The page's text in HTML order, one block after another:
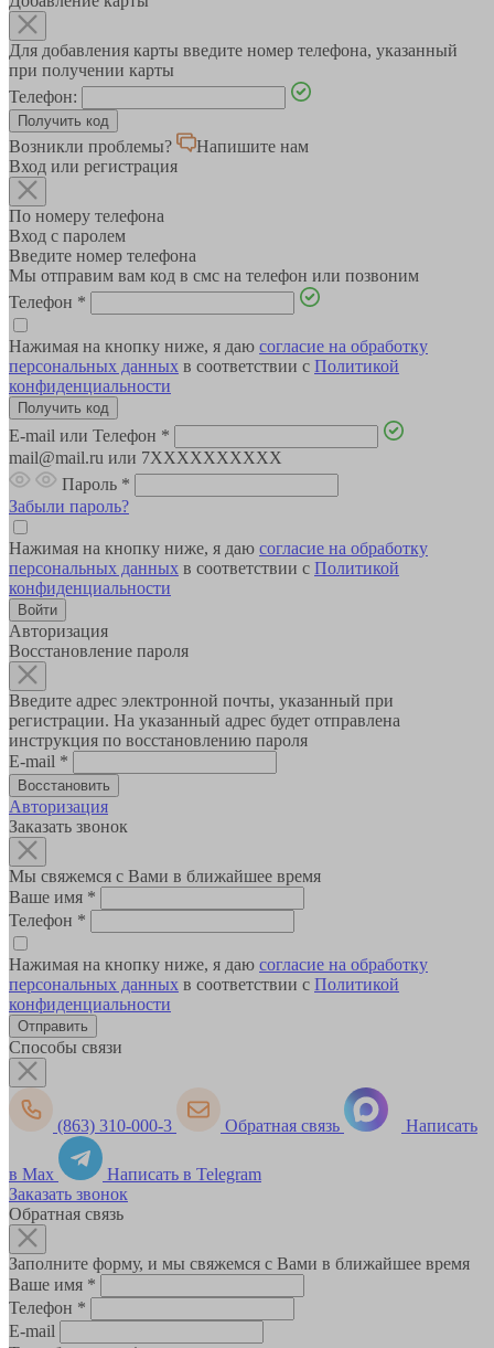
Для добавления карты введите номер телефона, указанный
при получении карты
Телефон:
Возникли проблемы?
Напишите нам
Вход или регистрация
По номеру телефона
Вход с паролем
Введите номер телефона
Мы отправим вам код в смс на телефон или позвоним
Телефон *
Нажимая на кнопку ниже, я даю согласие на обработку
персональных данных в соответствии с Политикой
конфиденциальности
E-mail или Телефон *
mail@mail.ru или 7XXXXXXXXXX
Пароль *
Забыли пароль?
Нажимая на кнопку ниже, я даю согласие на обработку
персональных данных в соответствии с Политикой
конфиденциальности
Авторизация
Восстановление пароля
Введите адрес электронной почты, указанный при
регистрации. На указанный адрес будет отправлена
инструкция по восстановлению пароля
E-mail *
Авторизация
Заказать звонок
Мы свяжемся с Вами в ближайшее время
Ваше имя *
Телефон *
Нажимая на кнопку ниже, я даю согласие на обработку
персональных данных в соответствии с Политикой
конфиденциальности
Способы связи
(863) 310-000-3 Обратная связь Написать
в Max
Написать в Telegram
Заказать звонок
Обратная связь
Заполните форму, и мы свяжемся с Вами в ближайшее время
Ваше имя *
Телефон *
E-mail